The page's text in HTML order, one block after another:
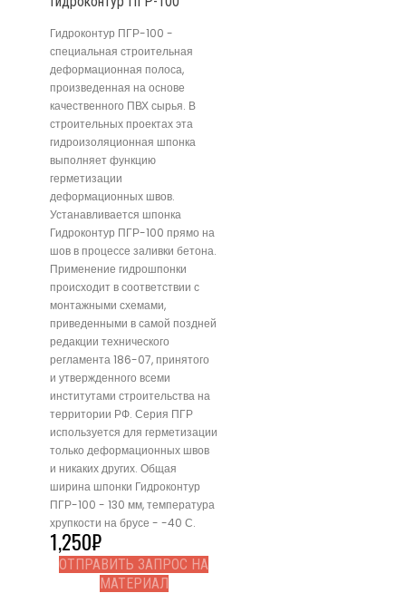
Гидроконтур ПГР-100 -
специальная строительная
деформационная полоса,
произведенная на основе
качественного ПВХ сырья. В
строительных проектах эта
гидроизоляционная шпонка
выполняет функцию
герметизации
деформационных швов.
Устанавливается шпонка
Гидроконтур ПГР-100 прямо на
шов в процессе заливки бетона.
Применение гидрошпонки
происходит в соответствии с
монтажными схемами,
приведенными в самой поздней
редакции технического
регламента 186-07, принятого
и утвержденного всеми
институтами строительства на
территории РФ. Серия ПГР
используется для герметизации
только деформационных швов
и никаких других. Общая
ширина шпонки Гидроконтур
ПГР-100 - 130 мм, температура
хрупкости на брусе - -40 С.
1,250₽
ОТПРАВИТЬ ЗАПРОС НА
МАТЕРИАЛ